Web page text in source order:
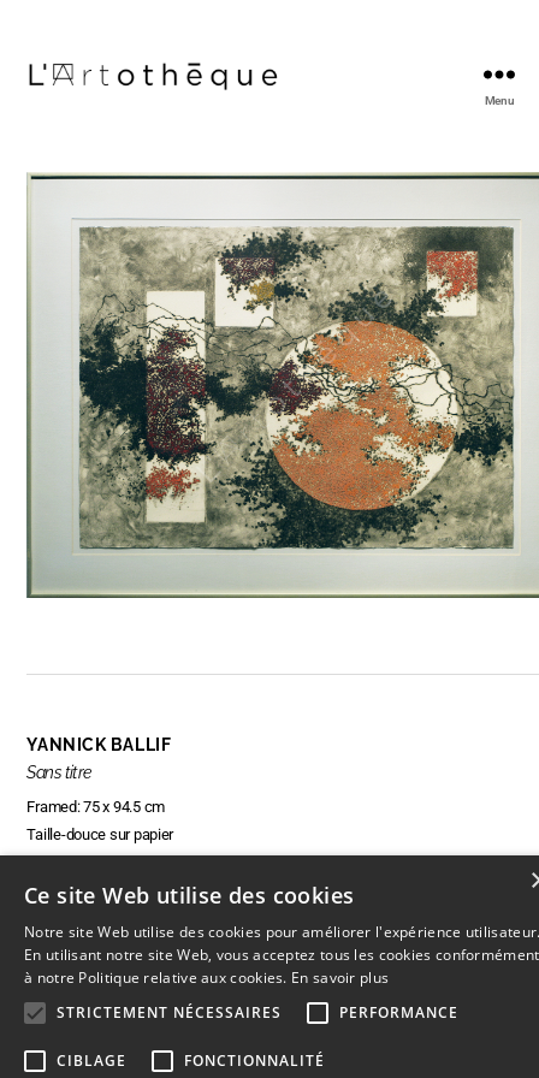
Menu
YANNICK BALLIF
Sans titre
Framed: 75 x 94.5 cm
Taille-douce sur papier
ENQUIRE ABOUT THIS ARTWORK
© 2026L'Artothèque
Ce site Web utilise des cookies
Notre site Web utilise des cookies pour améliorer l'expérience
En utilisant notre site Web, vous acceptez tous les cookies conformément
à notre Politique relative aux cookies. En savoir plus
STRICTEMENT NÉCESSAIRES
PERFORMANCE
CIBLAGE FONCTIONNALITÉ